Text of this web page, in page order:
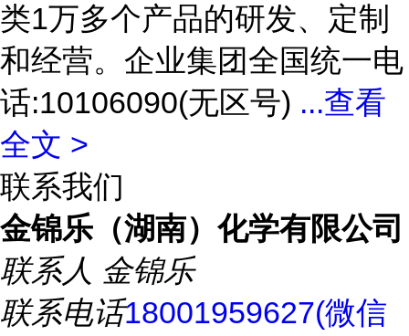
类1万多个产品的研发、定制
和经营。企业集团全国统一电
话:10106090(无区号) ...查看
全文 >
联系我们
金锦乐（湖南）化学有限公司
联系人 金锦乐
联系电话18001959627(微信